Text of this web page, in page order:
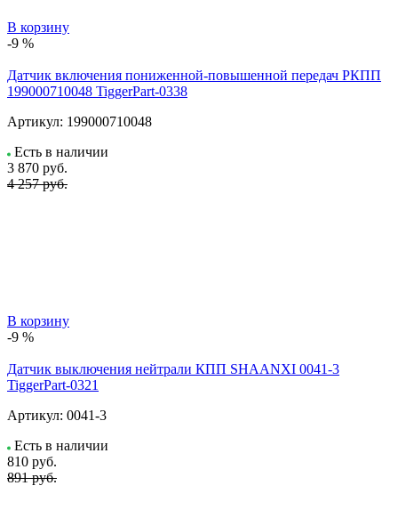
В корзину
-9 %
Датчик включения пониженной-повышенной передач РКПП
199000710048 TiggerPart-0338
Артикул: 199000710048
Есть в наличии
3 870 руб.
4 257 руб.
В корзину
-9 %
Датчик выключения нейтрали КПП SHAANXI 0041-3
TiggerPart-0321
Артикул: 0041-3
Есть в наличии
810 руб.
891 руб.